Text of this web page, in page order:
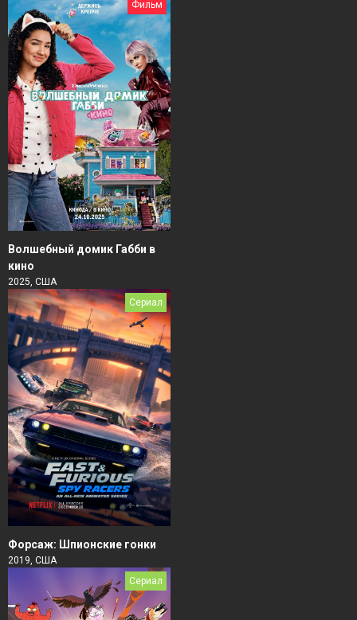
Фильм
Волшебный домик Габби в
кино
2025, США
Сериал
Форсаж: Шпионские гонки
2019, США
Сериал